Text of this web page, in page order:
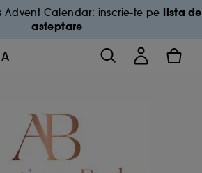
Advent Calendar: inscrie-te pe lista de
asteptare